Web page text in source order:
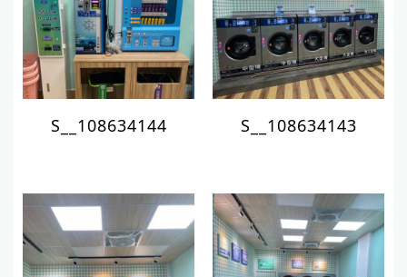
S__108634144 S__108634143